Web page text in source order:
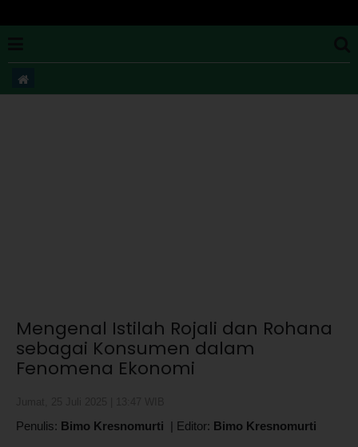
Mengenal Istilah Rojali dan Rohana
sebagai Konsumen dalam
Fenomena Ekonomi
Penulis: Bimo Kresnomurti | Editor: Bimo Kresnomurti